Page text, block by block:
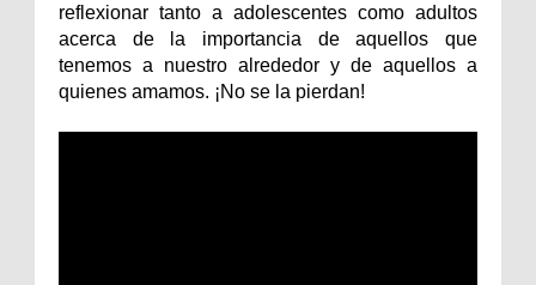
reflexionar tanto a adolescentes como adultos
acerca de la importancia de aquellos que
tenemos a nuestro alrededor y de aquellos a
quienes amamos. ¡No se la pierdan!